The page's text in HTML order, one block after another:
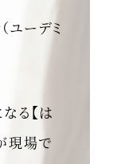
ユーデミ
る【は
現場で